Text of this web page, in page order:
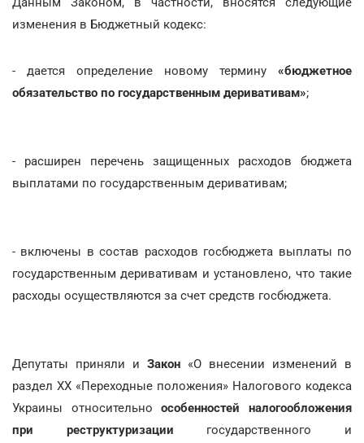
изменения в Бюджетный кодекс:
- дается определение новому термину «бюджетное
обязательство по государственным деривативам»;
- расширен перечень защищенных расходов бюджета
выплатами по государственным деривативам;
- включены в состав расходов госбюджета выплаты по
государственным деривативам и установлено, что такие
расходы осуществляются за счет средств госбюджета.
Депутаты приняли и Закон «О внесении изменений в
раздел XX «Переходные положения» Налогового кодекса
Украины относительноособенностей налогообложения
при реструктуризации государственного и